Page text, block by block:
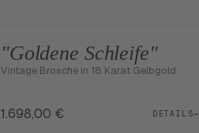
"Goldene Schleife"
Vintage Brosche in 18 Karat Gelbgold
1.698,00 € DETAILS→